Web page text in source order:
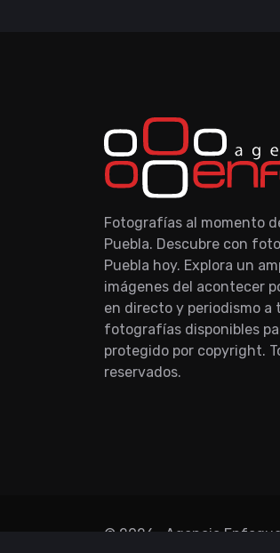
Fotografías al momento
Puebla. Descubre con
Puebla hoy. Explora un
imágenes del acontecer
en directo y periodismo a
fotografías disponibles
protegido por copyright.
reservados.
© 2026 , Agencia